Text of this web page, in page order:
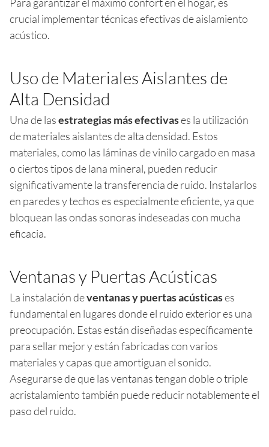
crucial implementar técnicas efectivas de aislamiento
acústico.
Uso de Materiales Aislantes de
Alta Densidad
Una de lasestrategias más efectivases la utilización
de materiales aislantes de alta densidad. Estos
materiales, como las láminas de vinilo cargado en masa
o ciertos tipos de lana mineral, pueden reducir
significativamente la transferencia de ruido. Instalarlos
en paredes y techos es especialmente eficiente, ya que
bloquean las ondas sonoras indeseadas con mucha
eficacia.
Ventanas y Puertas Acústicas
La instalación deventanas y puertas acústicases
fundamental en lugares donde el ruido exterior es una
preocupación. Estas están diseñadas específicamente
para sellar mejor y están fabricadas con varios
materiales y capas que amortiguan el sonido.
Asegurarse de que las ventanas tengan doble o triple
acristalamiento también puede reducir notablemente el
paso del ruido.